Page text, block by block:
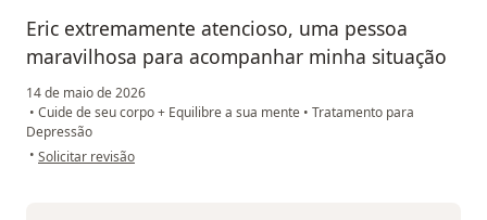
Eric extremamente atencioso, uma pessoa
maravilhosa para acompanhar minha situação
14 de maio de 2026
• Cuide de seu corpo + Equilibre a sua mente • Tratamento para
Depressão
• na opinião do utilizador Lucas
Solicitar revisão